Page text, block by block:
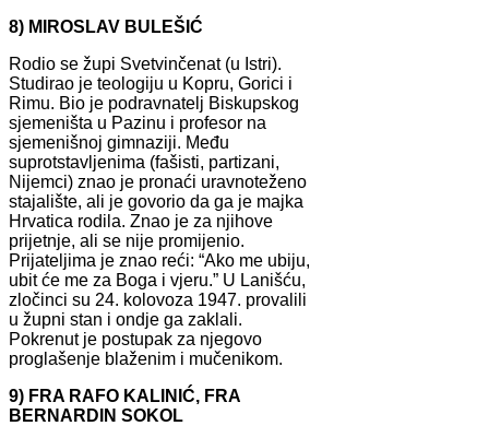
8) MIROSLAV BULEŠIĆ
Rodio se župi Svetvinčenat (u Istri).
Studirao je teologiju u Kopru, Gorici i
Rimu. Bio je podravnatelj Biskupskog
sjemeništa u Pazinu i profesor na
sjemenišnoj gimnaziji. Među
suprotstavljenima (fašisti, partizani,
Nijemci) znao je pronaći uravnoteženo
stajalište, ali je govorio da ga je majka
Hrvatica rodila. Znao je za njihove
prijetnje, ali se nije promijenio.
Prijateljima je znao reći: “Ako me ubiju,
ubit će me za Boga i vjeru.” U Lanišću,
zločinci su 24. kolovoza 1947. provalili
u župni stan i ondje ga zaklali.
Pokrenut je postupak za njegovo
proglašenje blaženim i mučenikom.
9) FRA RAFO KALINIĆ, FRA
BERNARDIN SOKOL